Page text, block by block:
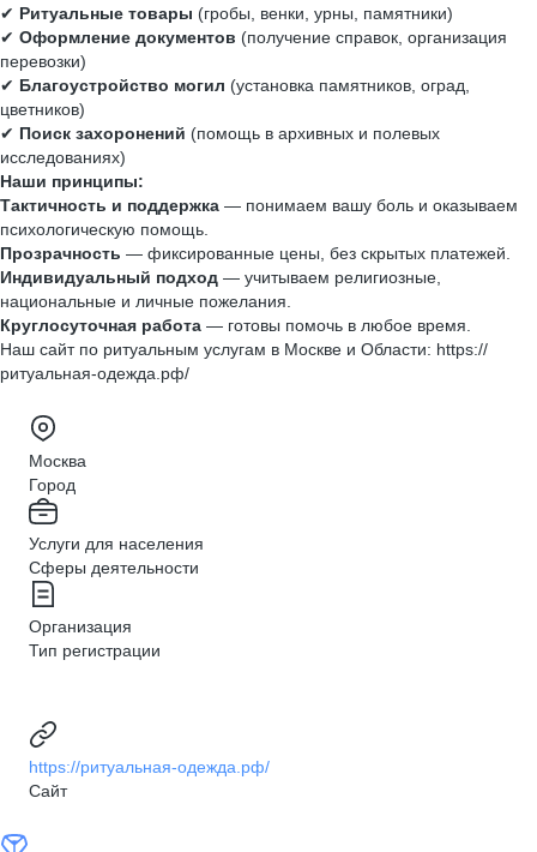
✔ Ритуальные товары (гробы, венки, урны, памятники)
✔ Оформление документов (получение справок, организация
перевозки)
✔ Благоустройство могил (установка памятников, оград,
цветников)
✔ Поиск захоронений (помощь в архивных и полевых
исследованиях)
Наши принципы:
Тактичность и поддержка — понимаем вашу боль и оказываем
психологическую помощь.
Прозрачность — фиксированные цены, без скрытых платежей.
Индивидуальный подход — учитываем религиозные,
национальные и личные пожелания.
Круглосуточная работа — готовы помочь в любое время.
Наш сайт по ритуальным услугам в Москве и Области: https://
ритуальная-одежда.рф/
Москва
Город
Услуги для населения
Сферы деятельности
Организация
Тип регистрации
https://ритуальная-одежда.рф/
Сайт